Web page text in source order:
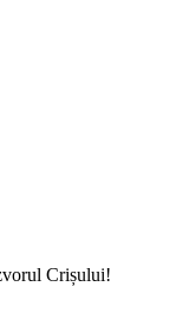
Crișului!